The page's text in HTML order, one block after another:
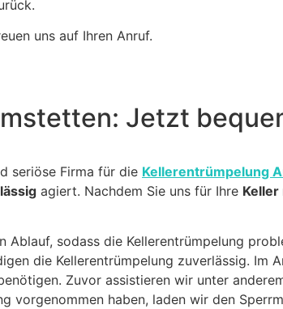
uns auf Ihren Anruf.
Jetzt
seriöse Firma für die Kellerentrümpelung
agiert. Nachdem Sie uns für Ihre Keller
Ablauf, sodass die Kellerentrümpelung
die Kellerentrümpelung zuverlässig. Im
Zuvor assistieren wir unter
vorgenommen haben, laden wir den